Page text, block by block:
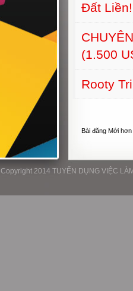
Đất
(1.500
Rooty
Bài đăng Mới hơn
Copyright 2014 TUYỂN DỤNG VIỆC